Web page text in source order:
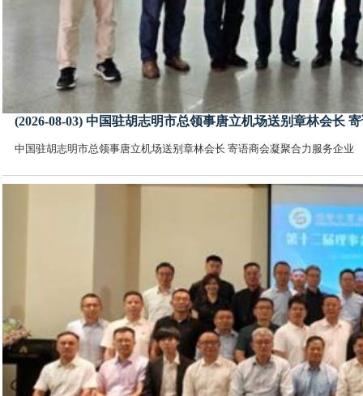
(2026-08-03) 中国驻胡志明市总领事唐立机场送别章林会长
中国驻胡志明市总领事唐立机场送别章林会长 寄语商会凝聚合力服务企业